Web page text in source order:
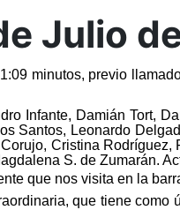
Julio
minutos, previo
Infante, Damián Tort,
Santos, Leonardo
Cristina
S. de Zumarán.
que nos visita en la
que tiene como